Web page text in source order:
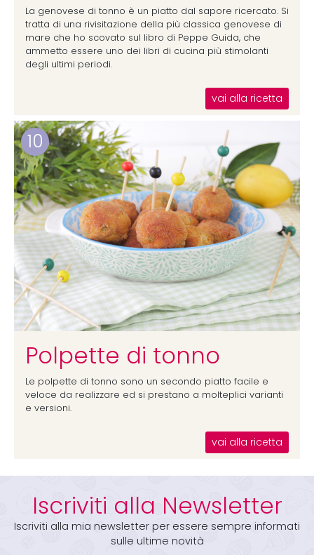
La genovese di tonno è un piatto dal sapore ricercato. Si
tratta di una rivisitazione della più classica genovese di
mare che ho scovato sul libro di Peppe Guida, che
ammetto essere uno dei libri di cucina più stimolanti
degli ultimi periodi.
vai alla ricetta
10
Polpette di tonno
Le polpette di tonno sono un secondo piatto facile e
veloce da realizzare ed si prestano a molteplici varianti
e versioni.
vai alla ricetta
Iscriviti alla Newsletter
Iscriviti alla mia newsletter per essere sempre informati
sulle ultime novità